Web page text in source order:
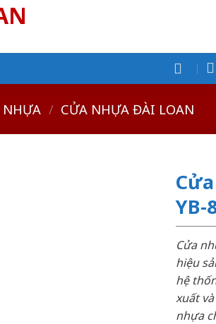
NHỰA / CỬA NHỰA ĐÀI LOAN
YB-
Cửa
hiệu
hệ
xuất
nhựa